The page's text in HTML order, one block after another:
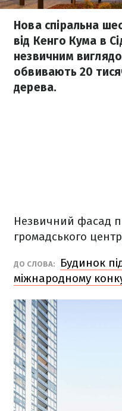
Нова спіральна
від Кенго Кума в
незвичним
обвивають 20
дерева.
Незвичний фасад
громадського
ДО СЛОВА:
Будинок
міжнародному